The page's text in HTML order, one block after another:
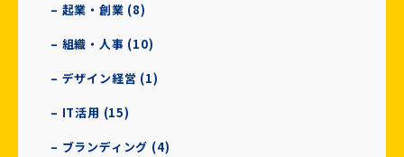
– 起業・創業 (8)
– 組織・人事 (10)
– デザイン経営 (1)
– IT活用 (15)
– ブランディング (4)